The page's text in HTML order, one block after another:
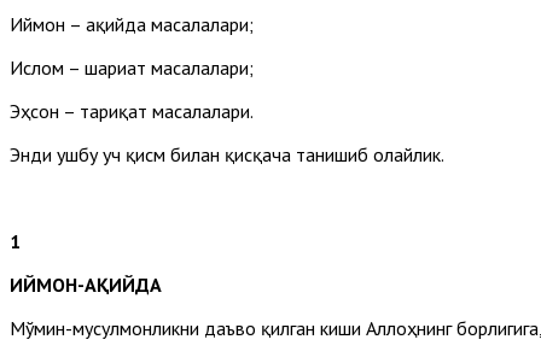
Иймон – ақийда масалалари;
Ислом – шариат масалалари;
Эҳсон – тариқат масалалари.
Энди ушбу уч қисм билан қисқача танишиб олайлик.
1
ИЙМОН-АҚИЙДА
Мўмин-мусулмонликни даъво қилган киши Аллоҳнинг